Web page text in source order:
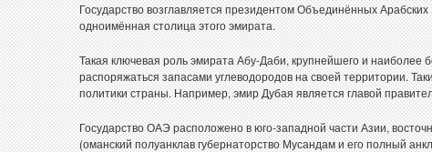
Государство возглавляется президентом Объединённых
одноимённая столица этого эмирата.
Такая ключевая роль эмирата Абу-Даби, крупнейшего и наиболее
распоряжаться запасами углеводородов на своей территории.
политики страны. Например, эмир Дубая является главой
Государство ОАЭ расположено в юго-западной части Азии,
(оманский полуанклав губернаторство Мусандам и его полный